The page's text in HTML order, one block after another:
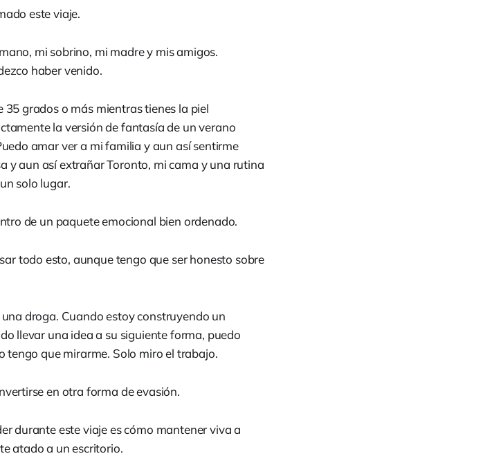
este viaje.
mi sobrino, mi madre y mis amigos.
haber venido.
grados o más mientras tienes la piel
la versión de fantasía de un verano
amar ver a mi familia y aun así sentirme
y aun así extrañar Toronto, mi cama y una rutina
solo lugar.
de un paquete emocional bien ordenado.
todo esto, aunque tengo que ser honesto sobre
droga. Cuando estoy construyendo un
llevar una idea a su siguiente forma, puedo
tengo que mirarme. Solo miro el trabajo.
en otra forma de evasión.
durante este viaje es cómo mantener viva a
atado a un escritorio.